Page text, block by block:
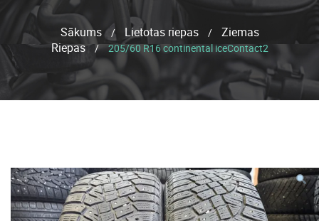
Sākums / Lietotas riepas /
Ziemas
Riepas / 205/60 R16 continental iceContact2